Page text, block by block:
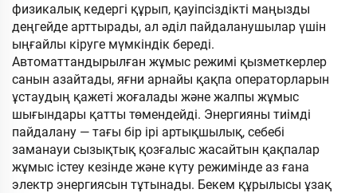
физикалық кедергі құрып, қауіпсіздікті маңызды
деңгейде арттырады, ал әділ пайдаланушылар үшін
ыңғайлы кіруге мүмкіндік береді.
Автоматтандырылған жұмыс режимі қызметкерлер
санын азайтады, яғни арнайы қақпа операторларын
ұстаудың қажеті жоғалады және жалпы жұмыс
шығындары қатты төмендейді. Энергияны тиімді
пайдалану — тағы бір ірі артықшылық, себебі
заманауи сызықтық қозғалыс жасайтын қақпалар
жұмыс істеу кезінде және күту режимінде аз ғана
электр энергиясын тұтынады. Бекем құрылысы ұзақ